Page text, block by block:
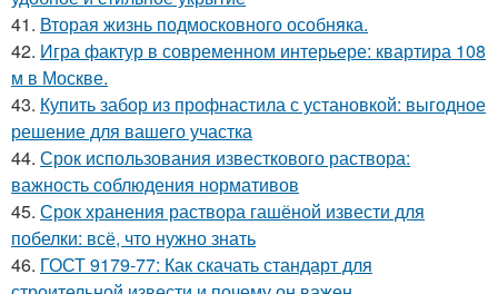
41. Вторая жизнь подмосковного особняка.
42. Игра фактур в современном интерьере: квартира 108
м в Москве.
43. Купить забор из профнастила с установкой: выгодное
решение для вашего участка
44. Срок использования известкового раствора:
важность соблюдения нормативов
45. Срок хранения раствора гашёной извести для
побелки: всё, что нужно знать
46. ГОСТ 9179-77: Как скачать стандарт для